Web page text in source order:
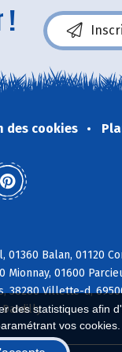
des statistiques afin
vos
!
des cookies
Balan, 01120
Mionnay, 01600
38280 Villette-d,
Dardilly